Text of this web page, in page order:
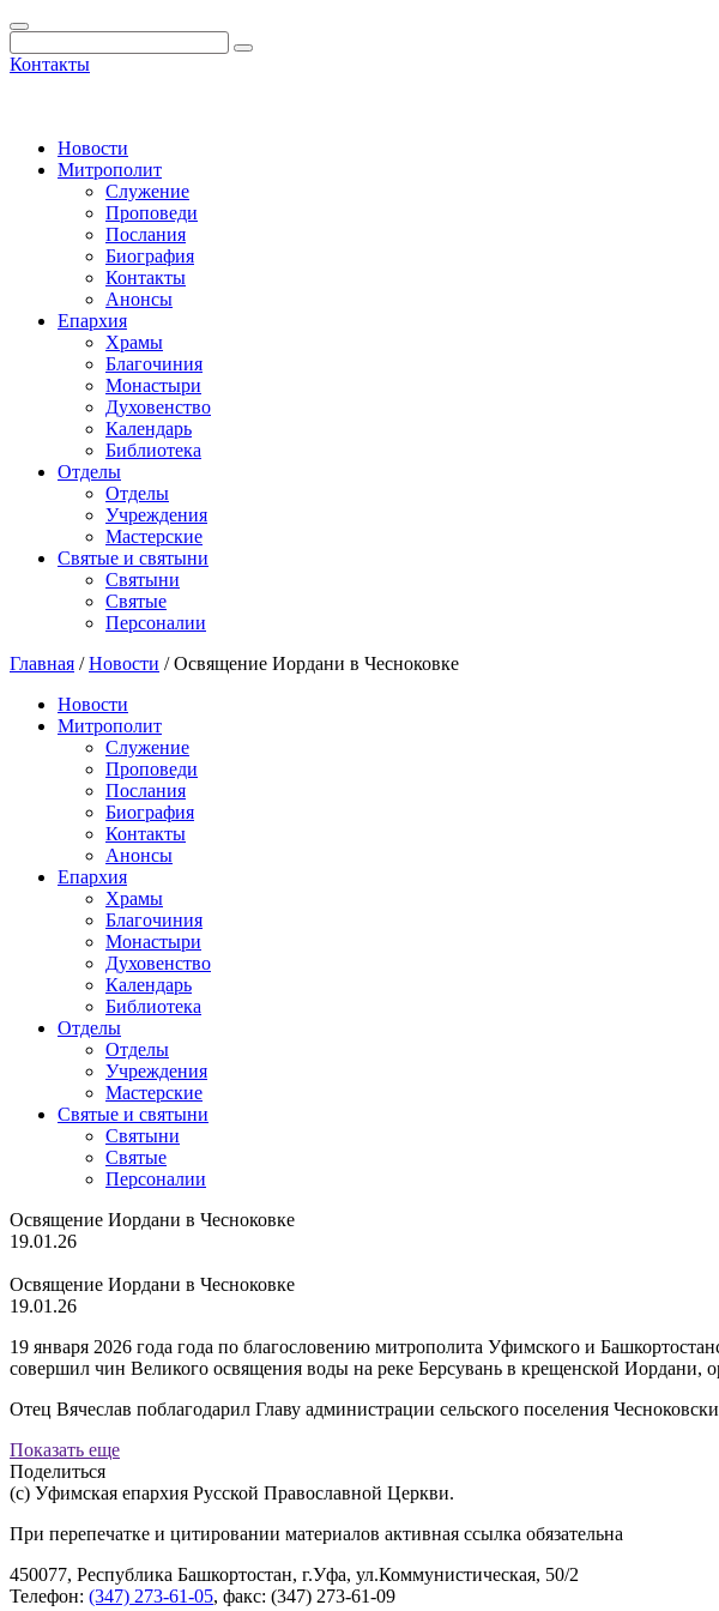
Контакты
Новости
Митрополит
Служение
Проповеди
Послания
Биография
Контакты
Анонсы
Епархия
Храмы
Благочиния
Монастыри
Духовенство
Календарь
Библиотека
Отделы
Отделы
Учреждения
Мастерские
Святые и святыни
Cвятыни
Cвятые
Персоналии
Главная /Новости /Освящение Иордани в Чесноковке
Новости
Митрополит
Служение
Проповеди
Послания
Биография
Контакты
Анонсы
Епархия
Храмы
Благочиния
Монастыри
Духовенство
Календарь
Библиотека
Отделы
Отделы
Учреждения
Мастерские
Святые и святыни
Cвятыни
Cвятые
Персоналии
Освящение Иордани в Чесноковке
19.01.26
Освящение Иордани в Чесноковке
19.01.26
19 января 2026 года года по благословению митрополита Уфимского и
совершил чин Великого освящения воды на реке Берсувань в крещенской Иордани,
Отец Вячеслав поблагодарил Главу администрации сельского поселения
Показать еще
Поделиться
(с) Уфимская епархия Русской Православной Церкви.
При перепечатке и цитировании материалов активная ссылка обязательна
450077, Республика Башкортостан, г.Уфа, ул.Коммунистическая, 50/2
Телефон: (347) 273-61-05, факс: (347) 273-61-09